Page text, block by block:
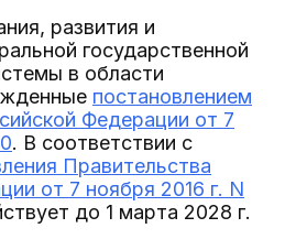
развития и
государственной
в области
постановлением
Федерации от 7
. В соответствии с
Правительства
от 7 ноября 2016 г. N
до 1 марта 2028 г.